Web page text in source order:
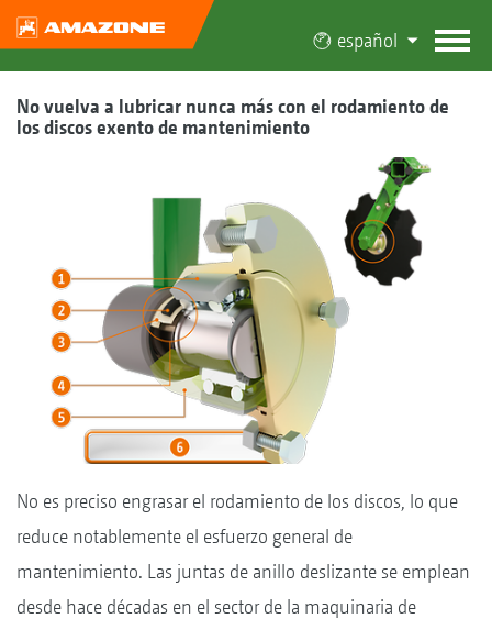
español
No vuelva a lubricar nunca más con el rodamiento de
los discos exento de mantenimiento
No es preciso engrasar el rodamiento de los discos, lo que
reduce notablemente el esfuerzo general de
mantenimiento. Las juntas de anillo deslizante se emplean
desde hace décadas en el sector de la maquinaria de